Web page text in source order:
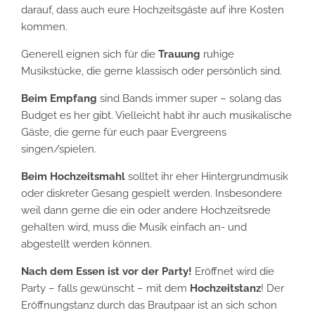
darauf, dass auch eure Hochzeitsgäste auf ihre Kosten
kommen.
Generell eignen sich für die Trauung ruhige
Musikstücke, die gerne klassisch oder persönlich sind.
Beim Empfang sind Bands immer super – solang das
Budget es her gibt. Vielleicht habt ihr auch musikalische
Gäste, die gerne für euch paar Evergreens
singen/spielen.
Beim Hochzeitsmahl solltet ihr eher Hintergrundmusik
oder diskreter Gesang gespielt werden. Insbesondere
weil dann gerne die ein oder andere Hochzeitsrede
gehalten wird, muss die Musik einfach an- und
abgestellt werden können.
Nach dem Essen ist vor der Party! Eröffnet wird die
Party – falls gewünscht – mit dem Hochzeitstanz! Der
Eröffnungstanz durch das Brautpaar ist an sich schon